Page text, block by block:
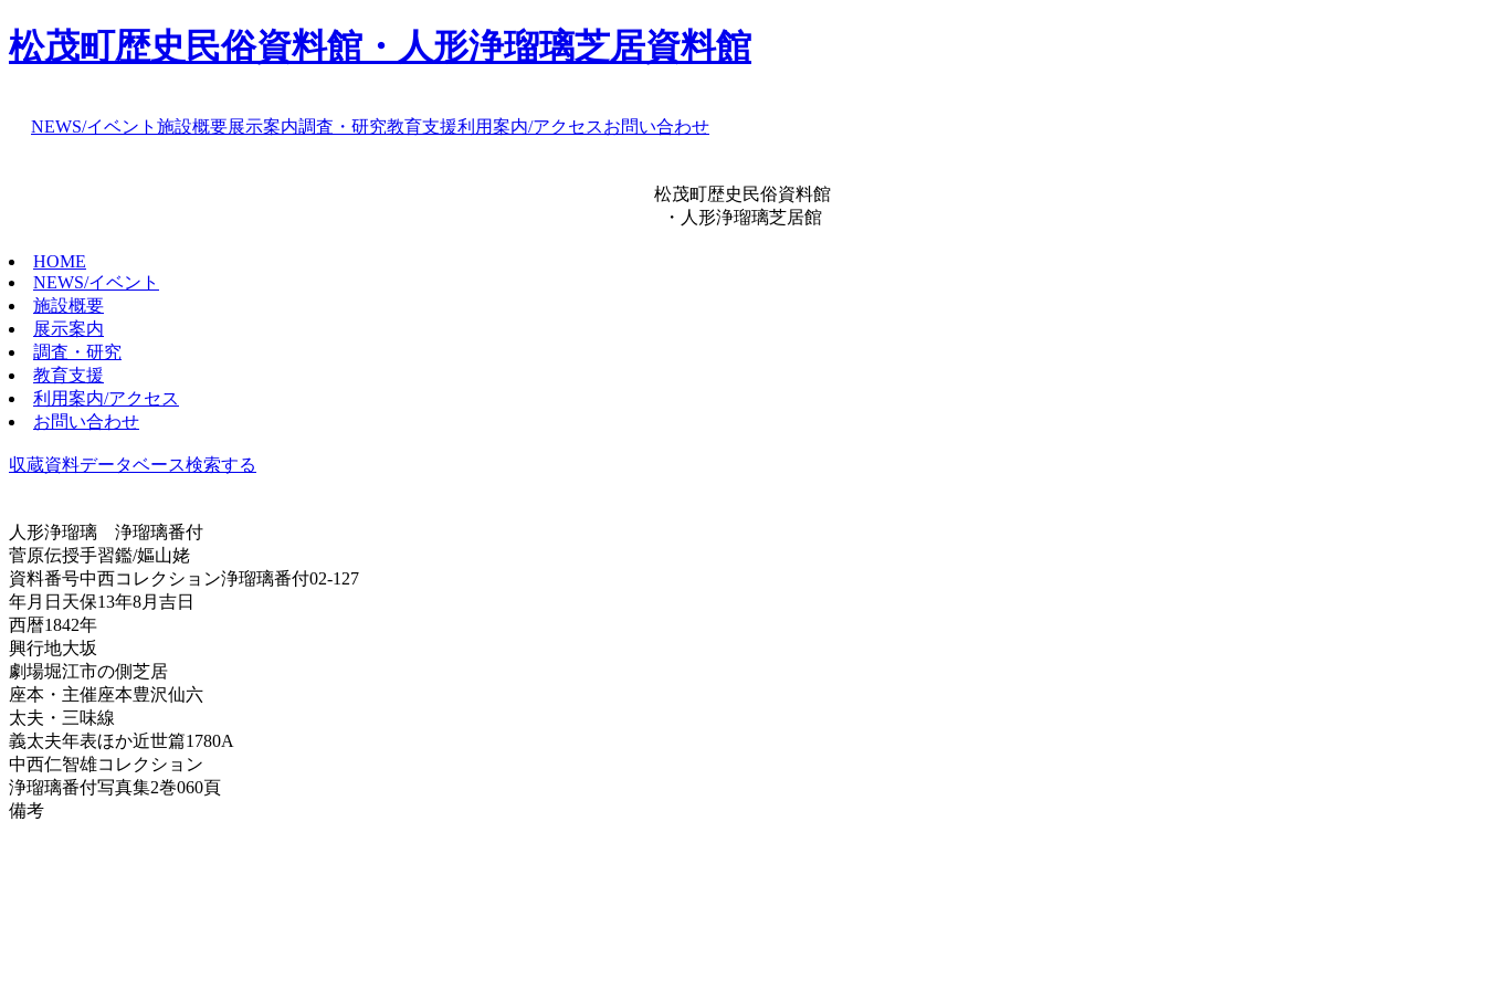
松茂町歴史民俗資料館・人形浄瑠璃芝居資料館
NEWS/イベント 施設概要展示案内調査・研究教育支援利用案内/アクセスお問い合わせ
松茂町歴史民俗資料館
・人形浄瑠璃芝居館
HOME
NEWS/イベント
施設概要
展示案内
調査・研究
教育支援
利用案内/アクセス
お問い合わせ
収蔵資料データベース検索する
人形浄瑠璃 浄瑠璃番付
菅原伝授手習鑑/嫗山姥
資料番号中西コレクション浄瑠璃番付02-127
年月日 天保13年8月吉日
西暦1842年
興行地大坂
劇場堀江市の側芝居
座本・主催座本豊沢仙六
太夫・三味線
義太夫年表ほか近世篇1780A
中西仁智雄コレクション
浄瑠璃番付写真集2巻060頁
備考